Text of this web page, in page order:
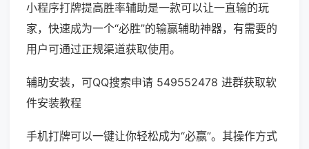
小程序打牌提高胜率辅助是一款可以让一直输的玩
家，快速成为一个“必胜”的输赢辅助神器，有需要的
用户可通过正规渠道获取使用。
辅助安装，可QQ搜索申请 549552478 进群获取软
件安装教程
手机打牌可以一键让你轻松成为“必赢”。其操作方式